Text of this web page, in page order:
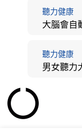
聽力健康
聽力健康